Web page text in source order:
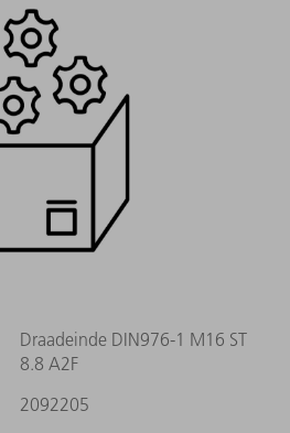
Draadeinde DIN976-1 M16 ST
8.8 A2F
2092205